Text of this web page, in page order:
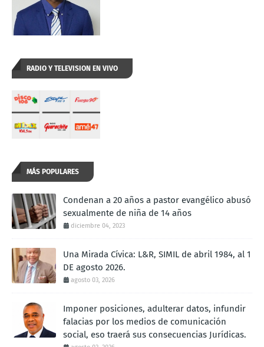
RADIO Y TELEVISION EN VIVO
MÁS POPULARES
Condenan a 20 años a pastor evangélico abusó
sexualmente de niña de 14 años
diciembre 04, 2023
Una Mirada Cívica: L&R, SIMIL de abril 1984, al 1
DE agosto 2026.
agosto 03, 2026
Imponer posiciones, adulterar datos, infundir
falacias por los medios de comunicación
social, eso traerá sus consecuencias Jurídicas.